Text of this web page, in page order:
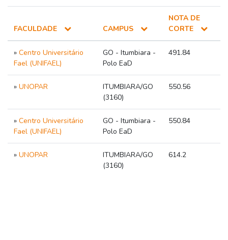
FACULDADE CAMPUS
NOTA DE
CORTE
» Centro Universitário
Fael (UNIFAEL)
GO - Itumbiara -
Polo EaD
491.84
» UNOPAR
ITUMBIARA/GO
(3160)
550.56
» Centro Universitário
Fael (UNIFAEL)
GO - Itumbiara -
Polo EaD
550.84
» UNOPAR
ITUMBIARA/GO
(3160)
614.2